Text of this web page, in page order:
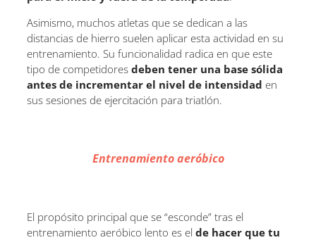
Asimismo, muchos atletas que se dedican a las
distancias de hierro suelen aplicar esta actividad en su
entrenamiento. Su funcionalidad radica en que este
tipo de competidores deben tener una base sólida
antes de incrementar el nivel de intensidad en
sus sesiones de ejercitación para triatlón.
Entrenamiento aeróbico
El propósito principal que se “esconde” tras el
entrenamiento aeróbico lento es el de hacer que tu